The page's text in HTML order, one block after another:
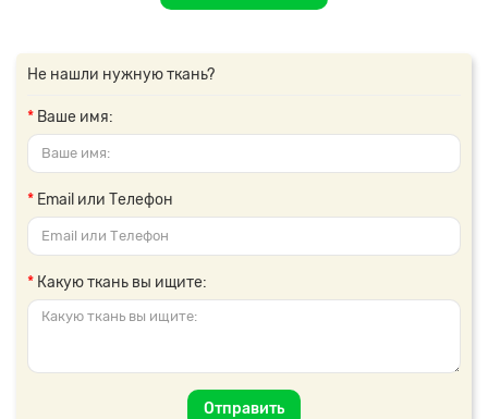
Не нашли нужную ткань?
Ваше имя:
Email или Телефон
Какую ткань вы ищите:
Отправить